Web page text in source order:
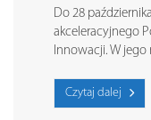
Do 28
akceleracyjnego
Innowacji. W
Czytaj dalej